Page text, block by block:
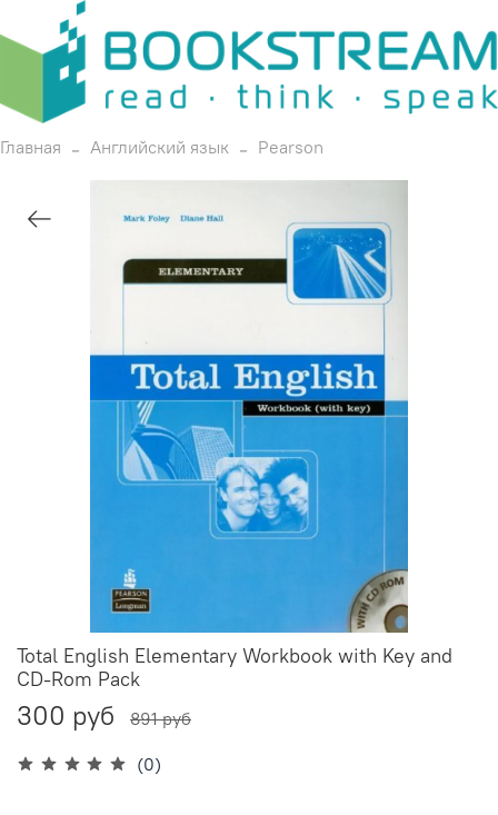
Главная Английский язык Pearson
(0)
Total English Elementary Workbook with Key and
CD-Rom Pack
300 руб 891 руб